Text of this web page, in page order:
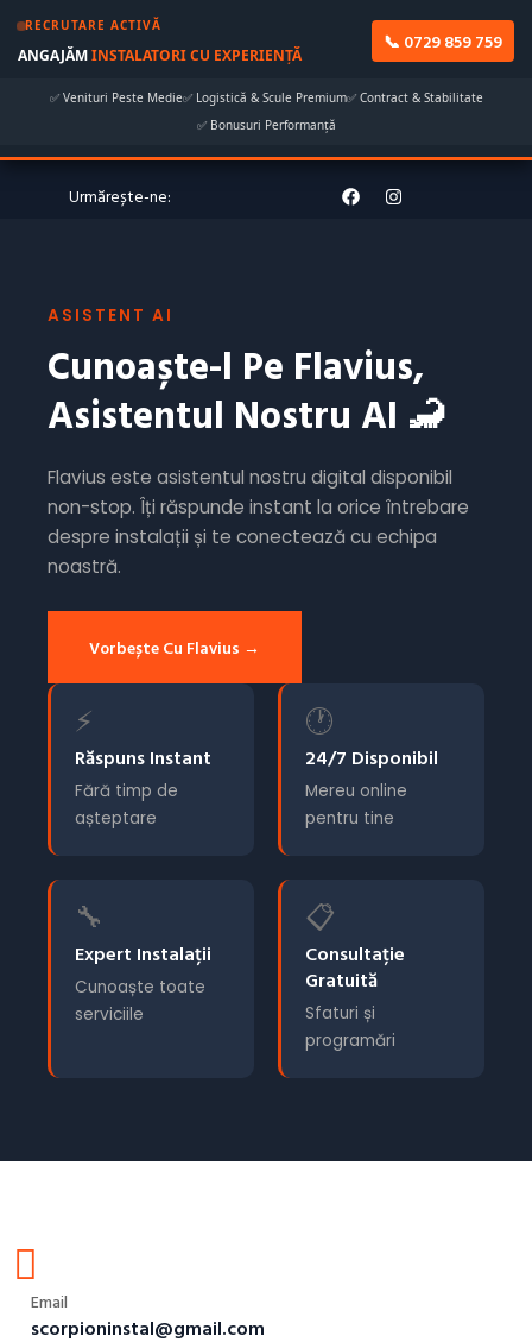
RECRUTARE ACTIVĂ
ANGAJĂMINSTALATORI CU EXPERIENȚĂ
📞 0729 859 759
✅ Venituri Peste Medie✅ Logistică & Scule Premium✅ Contract & Stabilitate
✅ Bonusuri Performanță
Urmărește-ne:
ASISTENT AI
Cunoaște-l Pe Flavius,
Asistentul Nostru AI 🦂
Flavius este asistentul nostru digital disponibil
non-stop. Îți răspunde instant la orice întrebare
despre instalații și te conectează cu echipa
noastră.
Vorbește Cu Flavius →
⚡
Răspuns Instant
Fără timp de
așteptare
🕐
24/7 Disponibil
Mereu online
pentru tine
🔧
Expert Instalații
Cunoaște toate
serviciile
📋
Consultație
Gratuită
Sfaturi și
programări
Email
scorpioninstal@gmail.com